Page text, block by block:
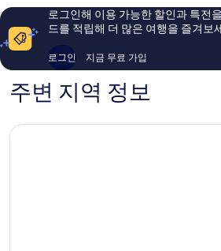
이
후
기
로그인해 이용 가능한 할인과 특전
드를 적립해 더 많은 여행을 즐겨보
로그인 지금 무료 가입
주변 지역 정보